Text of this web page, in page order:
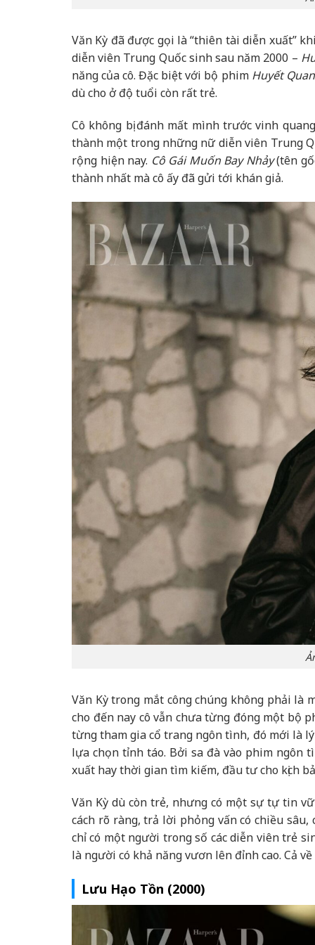
Văn Kỳ đã được gọi là “thiên tài diễn xuất”
diễn viên Trung Quốc sinh sau năm 2000 –
năng của cô. Đặc biệt với bộ phim Huyết
dù cho ở độ tuổi còn rất trẻ.
Cô không bị đánh mất mình trước vinh
thành một trong những nữ diễn viên Trung
rộng hiện nay. Cô Gái Muốn Bay Nhảy(tên
thành nhất mà cô ấy đã gửi tới khán giả.
Văn Kỳ trong mắt công chúng không phải
cho đến nay cô vẫn chưa từng đóng một bộ
từng tham gia cổ trang ngôn tình, đó mới là
lựa chọn tỉnh táo. Bởi sa đà vào phim ngôn
xuất hay thời gian tìm kiếm, đầu tư cho kịch
Văn Kỳ dù còn trẻ, nhưng có một sự tự tin
cách rõ ràng, trả lời phỏng vấn có chiều
chỉ có một người trong số các diễn viên trẻ
là người có khả năng vươn lên đỉnh cao. Cả
Lưu Hạo Tồn (2000)